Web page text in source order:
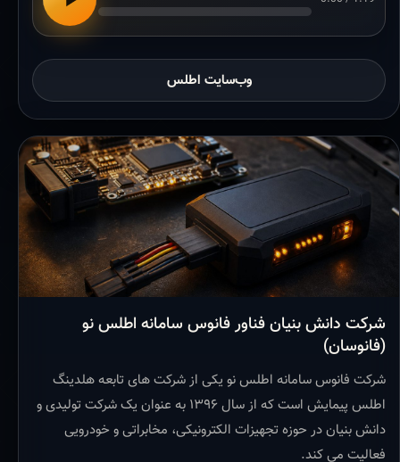
وب‌سایت اطلس
شرکت دانش بنیان فناور فانوس سامانه اطلس نو
(فانوسان)
شرکت فانوس سامانه اطلس نو یکی از شرکت های تابعه هلدینگ
اطلس پیمایش است که از سال ۱۳۹۶ به عنوان یک شرکت تولیدی و
دانش بنیان در حوزه تجهیزات الکترونیکی، مخابراتی و خودرویی
فعالیت می کند.